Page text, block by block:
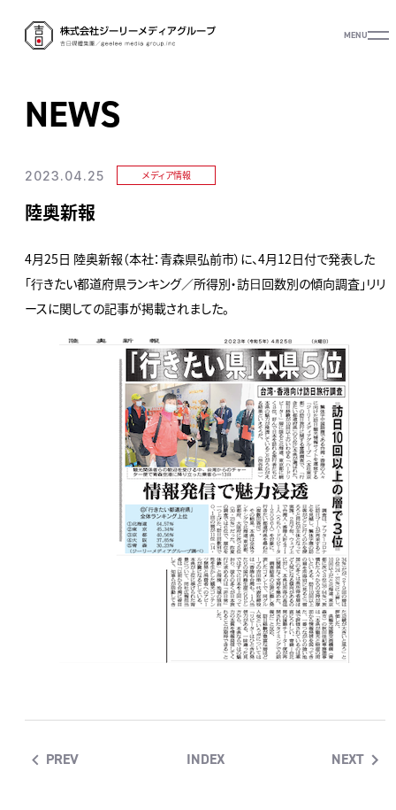
MENU
NEWS
2023.04.25 メディア情報
陸奥新報
4月25日 陸奥新報（本社：青森県弘前市）に、4月12日付で発表した
「⾏きたい都道府県ランキング／所得別・訪⽇回数別の傾向調査」リリ
ースに関しての記事が掲載されました。
PREV INDEX NEXT